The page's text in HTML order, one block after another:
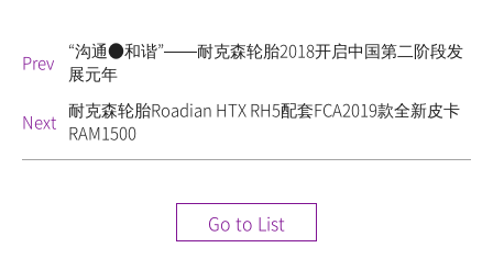
Prev
“沟通●和谐”——耐克森轮胎2018开启中国第二阶段发
展元年
Next 耐克森轮胎Roadian HTX RH5配套FCA2019款全新皮卡
RAM1500
Go to List